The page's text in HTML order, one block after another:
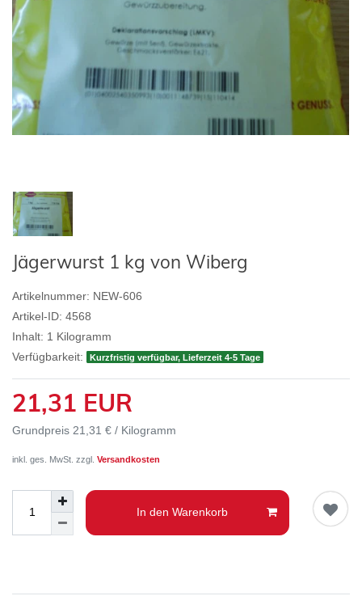
Jägerwurst 1 kg von Wiberg
Artikelnummer: NEW-606
Artikel-ID: 4568
Inhalt: 1 Kilogramm
Verfügbarkeit:
Kurzfristig verfügbar, Lieferzeit 4-5 Tage
21,31 EUR
Grundpreis 21,31 € / Kilogramm
inkl. ges. MwSt. zzgl. Versandkosten
In den Warenkorb